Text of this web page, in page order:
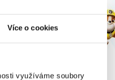
Více o cookies
využíváme soubory